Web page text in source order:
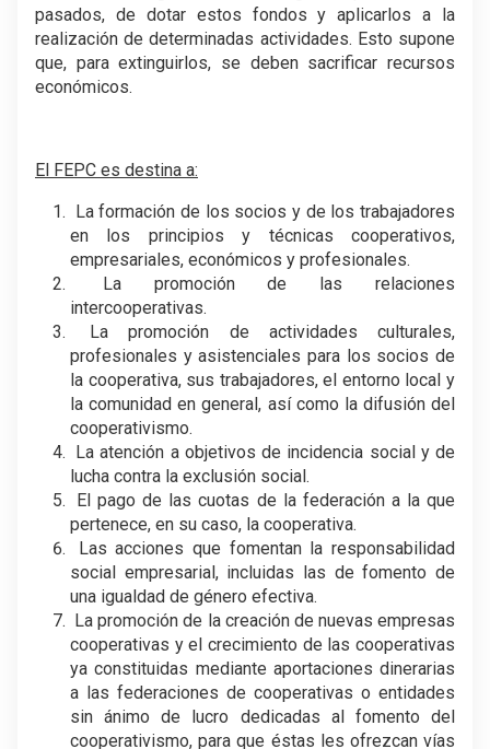
pasados, de dotar estos fondos y aplicarlos a la
realización de determinadas actividades. Esto supone
que, para extinguirlos, se deben sacrificar recursos
económicos.
El FEPC es destina a:
La formación de los socios y de los trabajadores
en los principios y técnicas cooperativos,
empresariales, económicos y profesionales.
La promoción de las relaciones
intercooperativas.
La promoción de actividades culturales,
profesionales y asistenciales para los socios de
la cooperativa, sus trabajadores, el entorno local y
la comunidad en general, así como la difusión del
cooperativismo.
La atención a objetivos de incidencia social y de
lucha contra la exclusión social.
El pago de las cuotas de la federación a la que
pertenece, en su caso, la cooperativa.
Las acciones que fomentan la responsabilidad
social empresarial, incluidas las de fomento de
una igualdad de género efectiva.
La promoción de la creación de nuevas empresas
cooperativas y el crecimiento de las cooperativas
ya constituidas mediante aportaciones dinerarias
a las federaciones de cooperativas o entidades
sin ánimo de lucro dedicadas al fomento del
cooperativismo, para que éstas les ofrezcan vías